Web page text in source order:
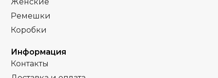
Часы женские
РЕМЕНЬ
браслет
Ремешки
Коробки
Информация
Контакты